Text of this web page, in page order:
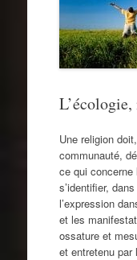
Une religion
communauté,
ce qui concerne
s’identifier,
l’expression
et les
ossature et
et entretenu par